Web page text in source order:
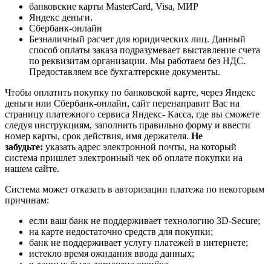
банковские карты MasterCard, Visa, МИР
Яндекс деньги.
Сбербанк-онлайн
Безналичный расчет для юридических лиц. Данный
способ оплаты заказа подразумевает выставление счета
по реквизитам организации. Мы работаем без НДС.
Предоставляем все бухгалтерские документы.
Чтобы оплатить покупку по банковской карте, через Яндекс
деньги или Сбербанк-онлайн, сайт перенаправит Вас на
страницу платежного сервиса Яндекс- Касса, где вы сможете
следуя инструкциям, заполнить правильно форму и ввести
номер карты, срок действия, имя держателя. Не
забудьте: указать адрес электронной почты, на который
система пришлет электронный чек об оплате покупки на
нашем сайте.
Система может отказать в авторизации платежа по некоторым
причинам:
если ваш банк не поддерживает технологию 3D-Secure;
на карте недостаточно средств для покупки;
банк не поддерживает услугу платежей в интернете;
истекло время ожидания ввода данных;